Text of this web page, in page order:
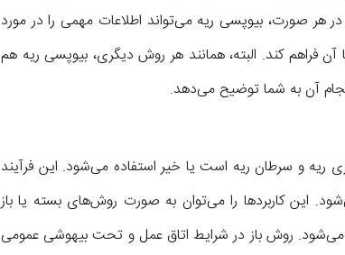
هر صورت، بیوپسی ریه می‌تواند اطلاعات مهمی را در مورد
کند. البته، همانند هر روش دیگری، بیوپسی ریه هم
آن به شما توضیح می‌دهد.
ریه و سرطان ریه است یا خیر استفاده می‌شود. این فرآیند
این کاربردها را می‌توان به صورت روش‌های بسته یا باز
می‌شود. روش باز در شرایط اتاق عمل و تحت بیهوشی عمومی